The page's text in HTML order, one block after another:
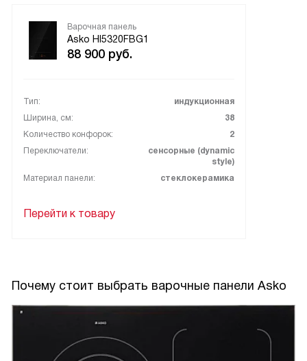
Варочная панель
Asko HI5320FBG1
88 900 руб.
Тип:
индукционная
Ширина, см:
38
Количество конфорок:
2
Переключатели:
сенсорные (dynamic
style)
Материал панели:
стеклокерамика
Перейти к товару
Почему стоит выбрать варочные панели Asko